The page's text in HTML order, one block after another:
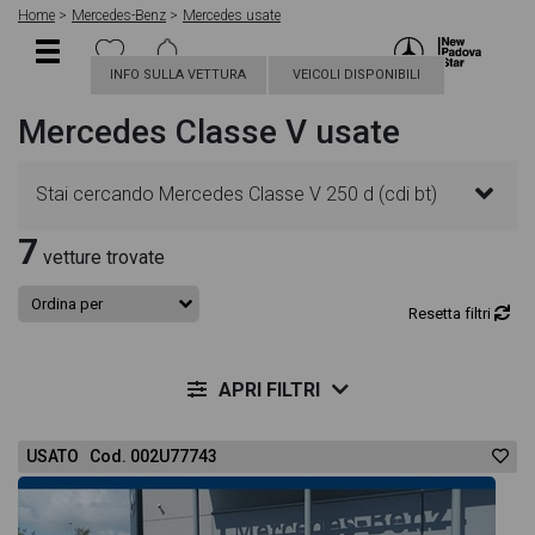
Home Mercedes-Benz Mercedes usate
INFO SULLA VETTURA VEICOLI DISPONIBILI
Mercedes Classe V usate
Stai cercando Mercedes Classe V 250 d (cdi bt)
premium l auto? In questa pagina troverai le migliori
offerte per acquistare un veicolo Mercedes usato.
adatta alle tue necessità, sono presenti
7 vetture trovate
Resetta filtri
APRI FILTRI
USATO Cod. 002U77743